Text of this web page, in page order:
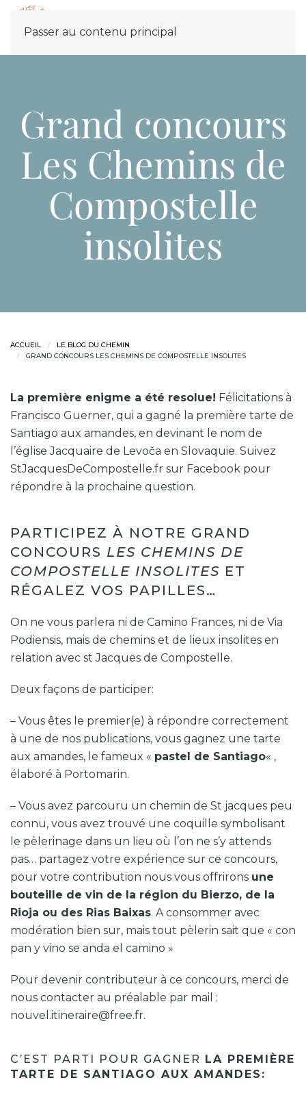
Passer au contenu principal
Grand concours
Les Chemins de
Compostelle
insolites
ACCUEIL
LE BLOG DU CHEMIN
GRAND CONCOURS LES CHEMINS DE COMPOSTELLE INSOLITES
La première enigme a été resolue! Félicitations à
Francisco Guerner, qui a gagné la première tarte de
Santiago aux amandes, en devinant le nom de
l’église Jacquaire de Levoča en Slovaquie. Suivez
StJacquesDeCompostelle.fr sur Facebook pour
répondre à la prochaine question.
PARTICIPEZ À NOTRE GRAND
CONCOURS LES CHEMINS DE
COMPOSTELLE INSOLITES ET
RÉGALEZ VOS PAPILLES…
On ne vous parlera ni de Camino Frances, ni de Via
Podiensis, mais de chemins et de lieux insolites en
relation avec st Jacques de Compostelle.
Deux façons de participer:
– Vous êtes le premier(e) à répondre correctement
à une de nos publications, vous gagnez une tarte
aux amandes, le fameux « pastel de Santiago« ,
élaboré à Portomarin.
– Vous avez parcouru un chemin de St jacques peu
connu, vous avez trouvé une coquille symbolisant
le pèlerinage dans un lieu où l’on ne s’y attends
pas… partagez votre expérience sur ce concours,
pour votre contribution nous vous offrirons une
bouteille de vin de la région du Bierzo, de la
Rioja ou des Rias Baixas. A consommer avec
modération bien sur, mais tout pèlerin sait que « con
pan y vino se anda el camino »
Pour devenir contributeur à ce concours, merci de
nous contacter au préalable par mail :
nouvel.itineraire@free.fr.
C’EST PARTI POUR GAGNER LA PREMIÈRE
TARTE DE SANTIAGO AUX AMANDES: